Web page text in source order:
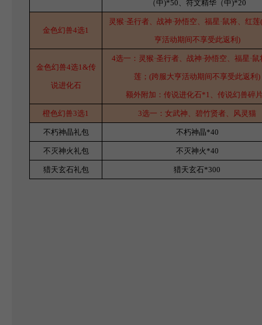
（中)*50、符文精华（中)*20
金色幻兽4选1
灵猴·圣行者、战神·孙悟空、福星·鼠将、红
亨活动期间不享受此返利)
金色幻兽4选1&传
说进化石
4选一：灵猴·圣行者、战神·孙悟空、福星·
莲；(跨服大亨活动期间不享受此返利)
额外附加：传说进化石*1、传说幻兽碎
橙色幻兽3选1 3选一：女武神、碧竹贤者、风灵猫
不朽神晶礼包 不朽神晶*40
不灭神火礼包 不灭神火*40
猎天玄石礼包 猎天玄石*300